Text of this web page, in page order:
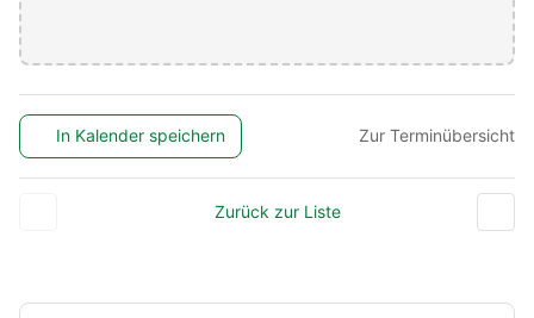
In Kalender speichern Zur Terminübersicht
Zurück zur Liste